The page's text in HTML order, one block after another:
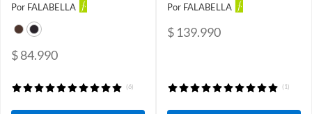
Por FALABELLA
$ 84.990
(6)
Por FALABELLA
$ 139.990
(1)